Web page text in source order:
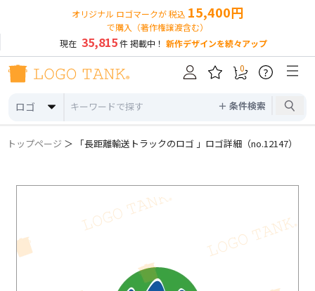
オリジナル ロゴマークが 税込 15,400円
で購入（著作権譲渡含む）
現在 35,815件 掲載中！ 新作デザインを続々アップ
ロゴ ＋ 条件検索
0 ?
トップページ ＞ 「長距離輸送トラックのロゴ 」ロゴ詳細（no.12147）